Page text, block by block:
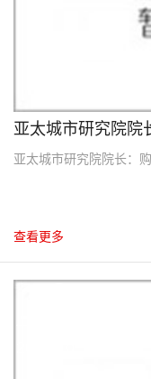
亚太城市研究院院
亚太城市研究院院长：
查看更多
10